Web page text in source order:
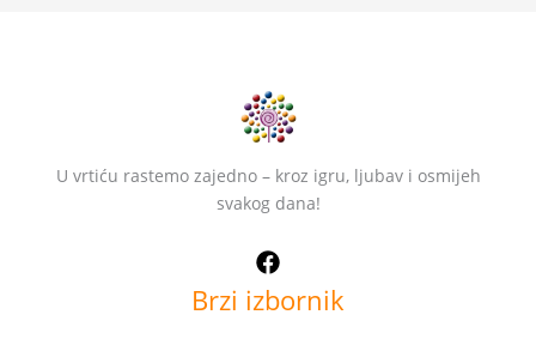
U vrtiću rastemo zajedno – kroz igru, ljubav i osmijeh
svakog dana!
Brzi izbornik